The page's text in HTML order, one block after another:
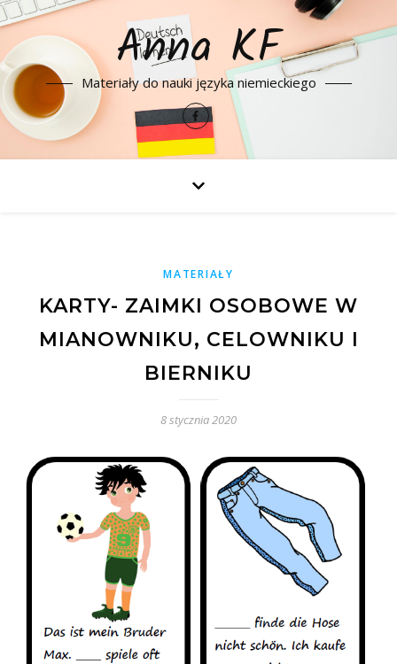
Anna KF
Materiały do nauki języka niemieckiego
MATERIAŁY
KARTY- ZAIMKI OSOBOWE W
MIANOWNIKU, CELOWNIKU I
BIERNIKU
8 stycznia 2020